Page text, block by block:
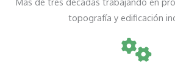
topografía y edificación